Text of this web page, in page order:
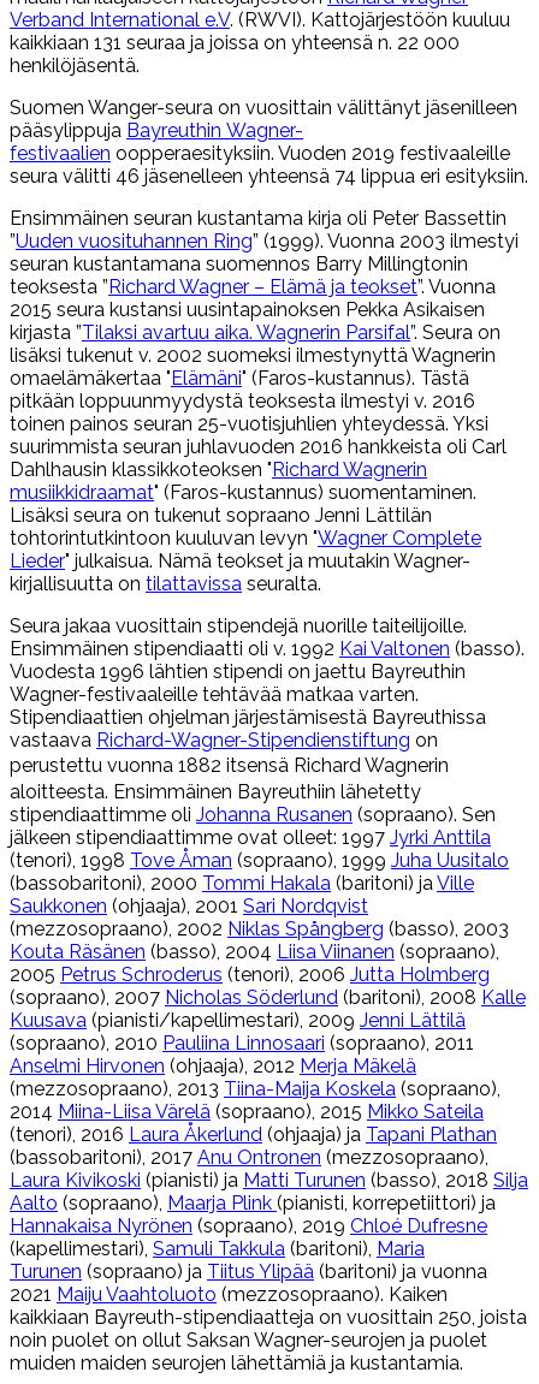
Verband International e.V. (RWVI). Kattojärjestöön kuuluu
kaikkiaan 131 seuraa ja joissa on yhteensä n. 22 000
henkilöjäsentä.
Suomen Wanger-seura on vuosittain välittänyt jäsenilleen
pääsylippuja Bayreuthin Wagner-
festivaalien oopperaesityksiin. Vuoden 2019 festivaaleille
seura välitti 46 jäsenelleen yhteensä 74 lippua eri esityksiin.
Ensimmäinen seuran kustantama kirja oli Peter Bassettin
”Uuden vuosituhannen Ring” (1999). Vuonna 2003 ilmestyi
seuran kustantamana suomennos Barry Millingtonin
teoksesta ” Richard Wagner – Elämä ja teokset”. Vuonna
2015 seura kustansi uusintapainoksen Pekka Asikaisen
kirjasta ”Tilaksi avartuu aika. Wagnerin Parsifal”. Seura on
lisäksi tukenut v. 2002 suomeksi ilmestynyttä Wagnerin
omaelämäkertaa " Elämäni" (Faros-kustannus). Tästä
pitkään loppuunmyydystä teoksesta ilmestyi v. 2016
toinen painos seuran 25-vuotisjuhlien yhteydessä. Yksi
suurimmista seuran juhlavuoden 2016 hankkeista oli Carl
Dahlhausin klassikkoteoksen " Richard Wagnerin
musiikkidraamat" (Faros-kustannus) suomentaminen.
Lisäksi seura on tukenut sopraano Jenni Lättilän
tohtorintutkintoon kuuluvan levyn "Wagner Complete
Lieder" julkaisua. Nämä teokset ja muutakin Wagner-
kirjallisuutta on tilattavissa seuralta.
Seura jakaa vuosittain stipendejä nuorille taiteilijoille.
Ensimmäinen stipendiaatti oli v. 1992 Kai Valtonen (basso).
Vuodesta 1996 lähtien stipendi on jaettu Bayreuthin
Wagner-festivaaleille tehtävää matkaa varten.
Stipendiaattien ohjelman järjestämisestä Bayreuthissa
vastaava Richard-Wagner-Stipendienstiftung on
perustettu vuonna 1882 itsensä Richard Wagnerin
aloitteesta. Ensimmäinen Bayreuthiin lähetetty
stipendiaattimme oli Johanna Rusanen (sopraano). Sen
jälkeen stipendiaattimme ovat olleet: 1997 Jyrki Anttila
(tenori), 1998 Tove Åman (sopraano), 1999 Juha Uusitalo
(bassobaritoni), 2000 Tommi Hakala (baritoni) jaVille
Saukkonen (ohjaaja), 2001 Sari Nordqvist
(mezzosopraano), 2002 Niklas Spångberg (basso), 2003
Kouta Räsänen (basso), 2004 Liisa Viinanen (sopraano),
2005 Petrus Schroderus (tenori), 2006 Jutta Holmberg
(sopraano), 2007 Nicholas Söderlund (baritoni), 2008 Kalle
Kuusava (pianisti/kapellimestari), 2009 Jenni Lättilä
(sopraano), 2010 Pauliina Linnosaari (sopraano), 2011
Anselmi Hirvonen (ohjaaja), 2012 Merja Mäkelä
(mezzosopraano), 2013 Tiina-Maija Koskela (sopraano),
2014 Miina-Liisa Värelä (sopraano), 2015 Mikko Sateila
(tenori), 2016 Laura Åkerlund (ohjaaja) ja Tapani Plathan
(bassobaritoni), 2017 Anu Ontronen (mezzosopraano),
Laura Kivikoski (pianisti) ja Matti Turunen (basso), 2018 Silja
Aalto (sopraano), Maarja Plink (pianisti, korrepetiittori) ja
Hannakaisa Nyrönen (sopraano), 2019 Chloé Dufresne
(kapellimestari), Samuli Takkula (baritoni), Maria
Turunen (sopraano) ja Tiitus Ylipää (baritoni) ja vuonna
2021 Maiju Vaahtoluoto (mezzosopraano). Kaiken
kaikkiaan Bayreuth-stipendiaatteja on vuosittain 250, joista
noin puolet on ollut Saksan Wagner-seurojen ja puolet
muiden maiden seurojen lähettämiä ja kustantamia.